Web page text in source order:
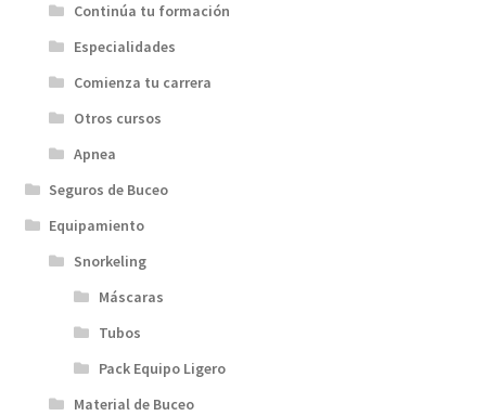
Continúa tu formación
Especialidades
Comienza tu carrera
Otros cursos
Apnea
Seguros de Buceo
Equipamiento
Snorkeling
Máscaras
Tubos
Pack Equipo Ligero
Material de Buceo